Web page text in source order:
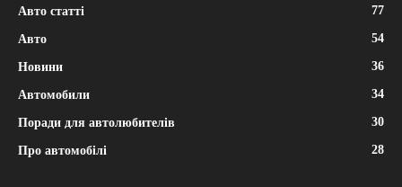
Авто статті 77
Авто 54
Новини 36
Автомобили 34
Поради для автолюбителів 30
Про автомобілі 28